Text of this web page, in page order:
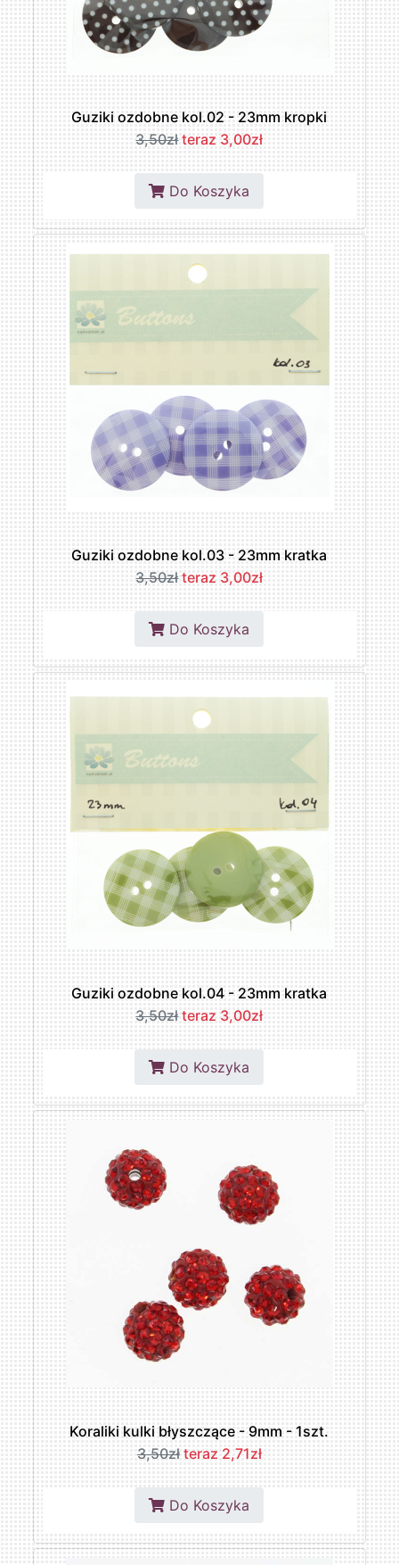
Guziki ozdobne kol.02 - 23mm kropki
3,50zł teraz 3,00zł
Do Koszyka
Guziki ozdobne kol.03 - 23mm kratka
3,50zł teraz 3,00zł
Do Koszyka
Guziki ozdobne kol.04 - 23mm kratka
3,50zł teraz 3,00zł
Do Koszyka
Koraliki kulki błyszczące - 9mm - 1szt.
3,50zł teraz 2,71zł
Do Koszyka